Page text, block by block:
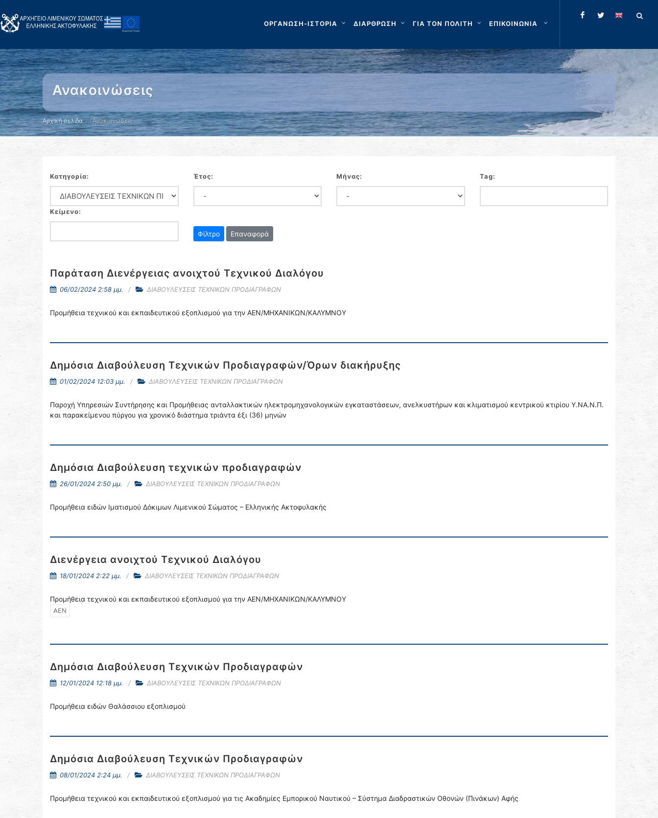
ΟΡΓΑΝΩΣΗ-ΙΣΤΟΡΙΑ ΔΙΑΡΘΡΩΣΗ ΓΙΑ ΤΟΝ ΠΟΛΙΤΗ ΕΠΙΚΟΙΝΩΝΙΑ
Ανακοινώσεις
Αρχική σελίδα Ανακοινώσεις
Κατηγορία: Έτος: Μήνας: Tag:
Κείμενο:
Επαναφορά
Παράταση Διενέργειας ανοιχτού Τεχνικού Διαλόγου
06/02/2024 2:58 μμ. ΔΙΑΒΟΥΛΕΥΣΕΙΣ ΤΕΧΝΙΚΩΝ ΠΡΟΔΙΑΓΡΑΦΩΝ
Προμήθεια τεχνικού και εκπαιδευτικού εξοπλισμού για την ΑΕΝ/ΜΗΧΑΝΙΚΩΝ/ΚΑΛΥΜΝΟΥ
Δημόσια Διαβούλευση Τεχνικών Προδιαγραφών/Όρων διακήρυξης
01/02/2024 12:03 μμ. ΔΙΑΒΟΥΛΕΥΣΕΙΣ ΤΕΧΝΙΚΩΝ ΠΡΟΔΙΑΓΡΑΦΩΝ
Παροχή Υπηρεσιών Συντήρησης και Προμήθειας ανταλλακτικών ηλεκτρομηχανολογικών εγκαταστάσεων, ανελκυστήρων και κλιματισμού κεντρικού κτιρίου Υ.ΝΑ.Ν.Π.
και παρακείμενου πύργου για χρονικό διάστημα τριάντα έξι (36) μηνών
Δημόσια Διαβούλευση τεχνικών προδιαγραφών
26/01/2024 2:50 μμ. ΔΙΑΒΟΥΛΕΥΣΕΙΣ ΤΕΧΝΙΚΩΝ ΠΡΟΔΙΑΓΡΑΦΩΝ
Προμήθεια ειδών Ιματισμού Δόκιμων Λιμενικού Σώματος – Ελληνικής Ακτοφυλακής
Διενέργεια ανοιχτού Τεχνικού Διαλόγου
18/01/2024 2:22 μμ. ΔΙΑΒΟΥΛΕΥΣΕΙΣ ΤΕΧΝΙΚΩΝ ΠΡΟΔΙΑΓΡΑΦΩΝ
Προμήθεια τεχνικού και εκπαιδευτικού εξοπλισμού για την ΑΕΝ/ΜΗΧΑΝΙΚΩΝ/ΚΑΛΥΜΝΟΥ
ΑΕΝ
Δημόσια Διαβούλευση Τεχνικών Προδιαγραφών
12/01/2024 12:18 μμ. ΔΙΑΒΟΥΛΕΥΣΕΙΣ ΤΕΧΝΙΚΩΝ ΠΡΟΔΙΑΓΡΑΦΩΝ
Προμήθεια ειδών Θαλάσσιου εξοπλισμού
Δημόσια Διαβούλευση Τεχνικών Προδιαγραφών
08/01/2024 2:24 μμ. ΔΙΑΒΟΥΛΕΥΣΕΙΣ ΤΕΧΝΙΚΩΝ ΠΡΟΔΙΑΓΡΑΦΩΝ
Προμήθεια τεχνικού και εκπαιδευτικού εξοπλισμού για τις Ακαδημίες Εμπορικού Ναυτικού – Σύστημα Διαδραστικών Οθονών (Πινάκων) Αφής